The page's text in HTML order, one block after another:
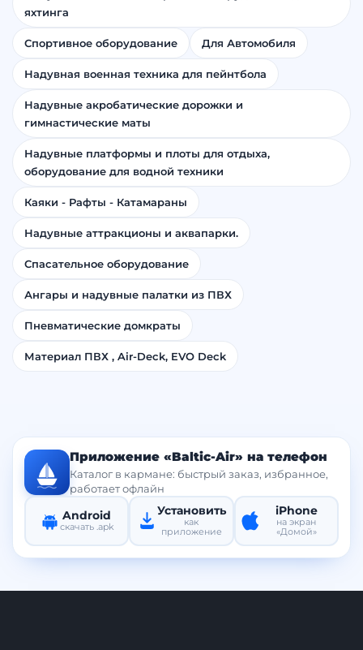
яхтинга
Спортивное оборудование Для Автомобиля
Надувная военная техника для пейнтбола
Надувные акробатические дорожки и
гимнастические маты
Надувные платформы и плоты для отдыха,
оборудование для водной техники
Каяки - Рафты - Катамараны
Надувные аттракционы и аквапарки.
Спасательное оборудование
Ангары и надувные палатки из ПВХ
Пневматические домкраты
Материал ПВХ , Air-Deck, EVO Deck
Приложение «Baltic-Air» на телефон
Каталог в кармане: быстрый заказ, избранное,
работает офлайн
Android
скачать .apk
Установить
как
приложение
iPhone
на экран
«Домой»